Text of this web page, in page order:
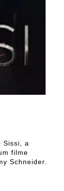
Sissi, a
filme
Schneider.